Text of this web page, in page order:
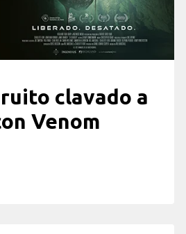
clavado a
Venom